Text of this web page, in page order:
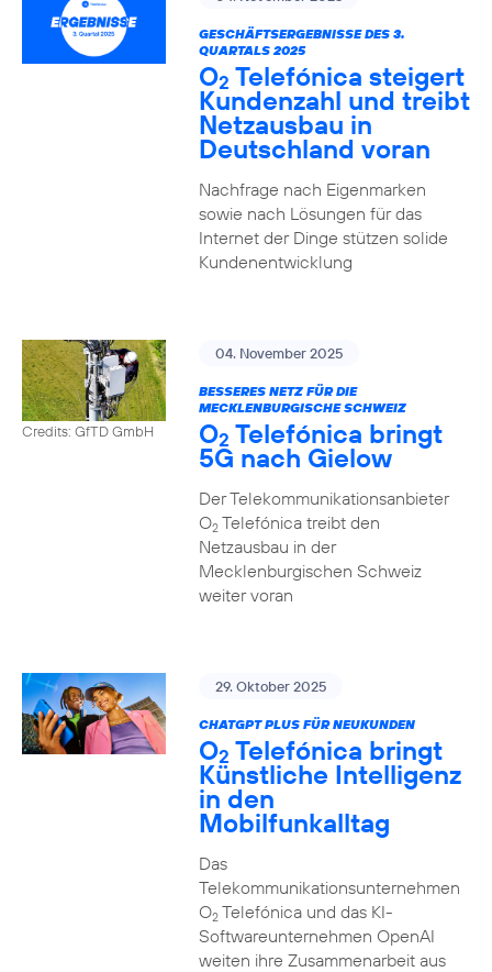
GESCHÄFTSERGEBNISSE DES 3.
QUARTALS 2025
O2 Telefónica steigert
Kundenzahl und treibt
Netzausbau in
Deutschland voran
Nachfrage nach Eigenmarken
sowie nach Lösungen für das
Internet der Dinge stützen solide
Kundenentwicklung
Credits: GfTD GmbH
04. November 2025
BESSERES NETZ FÜR DIE
MECKLENBURGISCHE SCHWEIZ
O2 Telefónica bringt
5G nach Gielow
Der Telekommunikationsanbieter
O2Telefónica treibt den
Netzausbau in der
Mecklenburgischen Schweiz
weiter voran
29. Oktober 2025
CHATGPT PLUS FÜR NEUKUNDEN
O2 Telefónica bringt
Künstliche Intelligenz
in den
Mobilfunkalltag
Das
Telekommunikationsunternehmen
O2Telefónica und das KI-
Softwareunternehmen OpenAI
weiten ihre Zusammenarbeit aus